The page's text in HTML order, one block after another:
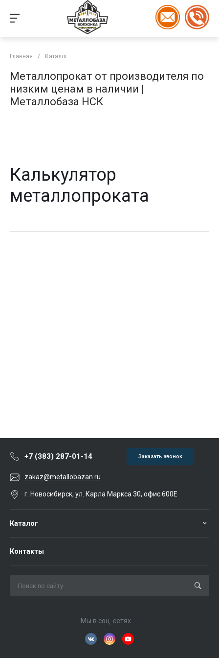
Главная / Каталог
Металлопрокат от производителя по
низким ценам в наличии |
Металлобаза НСК
Калькулятор
металлопроката
+7 (383) 287-01-14 Заказать звонок
zakaz@metallobazan.ru
г. Новосибирск, ул. Карла Маркса 30, офис 600Е
Каталог
Контакты
Мы в соц. сетях